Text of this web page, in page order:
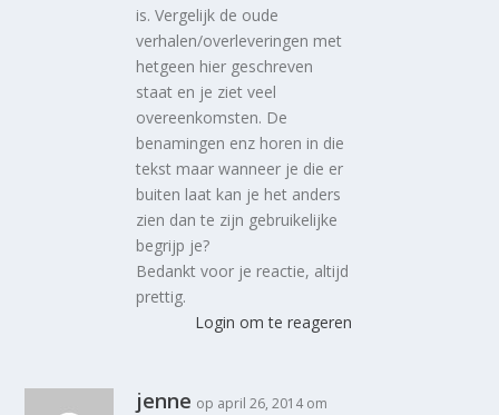
is. Vergelijk de oude
verhalen/overleveringen met
hetgeen hier geschreven
staat en je ziet veel
overeenkomsten. De
benamingen enz horen in die
tekst maar wanneer je die er
buiten laat kan je het anders
zien dan te zijn gebruikelijke
begrijp je?
Bedankt voor je reactie, altijd
prettig.
Login om te reageren
jenne op april 26, 2014 om